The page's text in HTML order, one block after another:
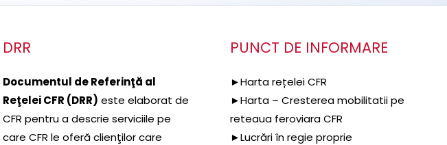
DRR
Documentul de Referinţă al
Reţelei CFR (DRR) este elaborat de
CFR pentru a descrie serviciile pe
care CFR le oferă clienţilor care
PUNCT DE INFORMARE
►Harta rețelei CFR
►Harta – Cresterea mobilitatii pe
reteaua feroviara CFR
►Lucrări în regie proprie